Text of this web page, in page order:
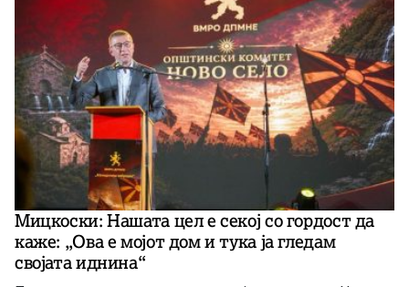
Мицкоски: Нашата цел е секој со гордост да
каже: „Ова е мојот дом и тука ја гледам
својата иднина“